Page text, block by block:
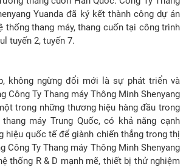
Yuanda đã ký kết thành công dự án
thống thang máy, thang cuốn tại công trình
tuyến 2, tuyến 7.
không ngừng đổi mới là sự phát triển và
Công Ty Thang máy Thông Minh Shenyang
trong những thương hiệu hàng đầu trong
máy Trung Quốc, có khả năng cạnh
hiệu quốc tế để giành chiến thắng trong thị
Công Ty Thang máy Thông Minh Shenyang
thống R & D mạnh mẽ, thiết bị thử nghiệm